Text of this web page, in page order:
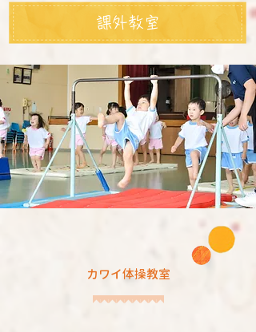
課外教室
カワイ体操教室